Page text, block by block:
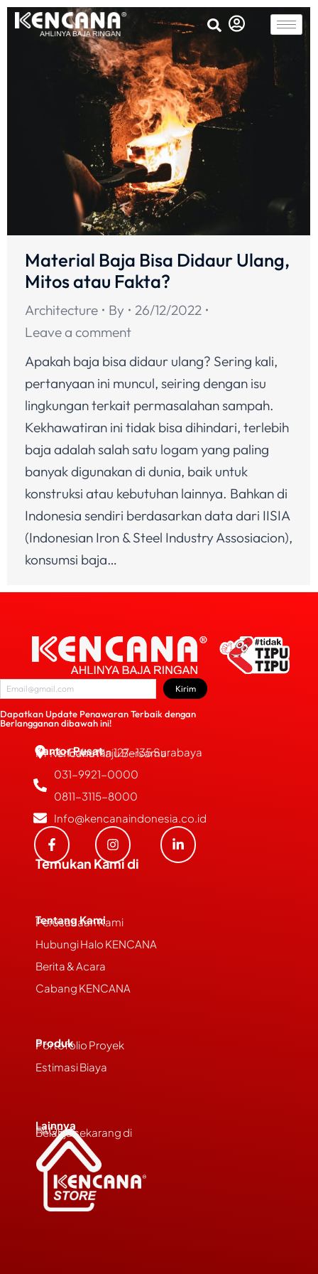
Material Baja Bisa Didaur Ulang,
Mitos atau Fakta?
Architecture By
26/12/2022
Leave a comment
Apakah baja bisa didaur ulang? Sering kali,
pertanyaan ini muncul, seiring dengan isu
lingkungan terkait permasalahan sampah.
Kekhawatiran ini tidak bisa dihindari, terlebih
baja adalah salah satu logam yang paling
banyak digunakan di dunia, baik untuk
konstruksi atau kebutuhan lainnya. Bahkan di
Indonesia sendiri berdasarkan data dari IISIA
(Indonesian Iron & Steel Industry Assosiacion),
konsumsi baja…
Dapatkan Update Penawaran Terbaik dengan
Berlangganan dibawah ini!
Kirim
Kantor Pusat
PT Kencana Maju Bersama
JL. Bubutan 127-135 Surabaya
031-9921-0000
0811-3115-8000
Info@kencanaindonesia.co.id
Temukan Kami di
Tentang Kami
Perusahaan Kami
Hubungi Halo KENCANA
Berita & Acara
Cabang KENCANA
Produk
Portofolio Proyek
Estimasi Biaya
Lainnya
FAQs
Belanja sekarang di